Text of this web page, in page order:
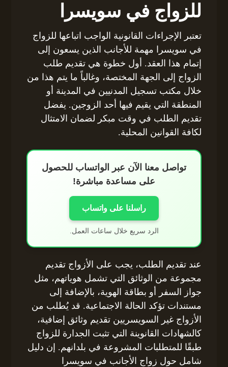
للزواج في سويسرا
تعتبر الإجراءات القانونية الواجب اتباعها للزواج
في سويسرا مهمة للأجانب الذين يسعون إلى
إتمام هذا العقد. أول خطوة هي تقديم طلب
الزواج إلى الجهة المختصة، وغالباً ما يتم هذا من
خلال مكتب تسجيل المدنيين في المدينة أو
المنطقة التي يقيم فيها أحد الزوجين. يفضل
تقديم الطلب في وقت مبكر لضمان الامتثال
لكافة القوانين المحلية.
تواصل معنا الآن عبر الواتساب للحصول
على مساعدة مباشرة!
راسلنا على واتساب
الرد سريع خلال ساعات العمل.
عند تقديم الطلب، يجب على الأزواج تقديم
مجموعة من الوثائق التي تشمل هوياتهم، مثل
جواز السفر أو بطاقة الهوية، بالإضافة إلى
مستندات تؤكد الحالة الاجتماعية. قد يُطلب من
الأزواج غير السويسريين تقديم وثائق إضافية،
كالشهادات القانوينة التي تثبت الجدارة للزواج
طبقًا للمتطلبات المشروعة في بلدانهم. إن دليل
شامل حول زواج الأجانب في سويسرا